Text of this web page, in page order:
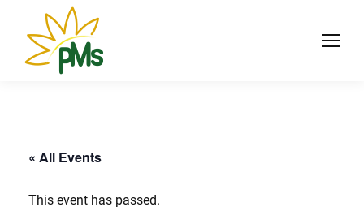
« All Events
This event has passed.